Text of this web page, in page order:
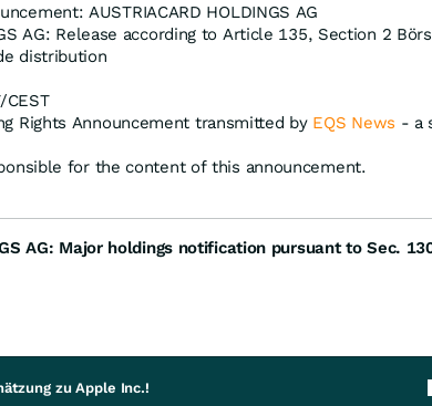
AUSTRIACARD HOLDINGS AG
AG: Release according to Article 135, Section 2
distribution
Rights Announcement transmitted by EQS News - a
for the content of this announcement.
AG: Major holdings notification pursuant to Sec.
zu Apple Inc.!